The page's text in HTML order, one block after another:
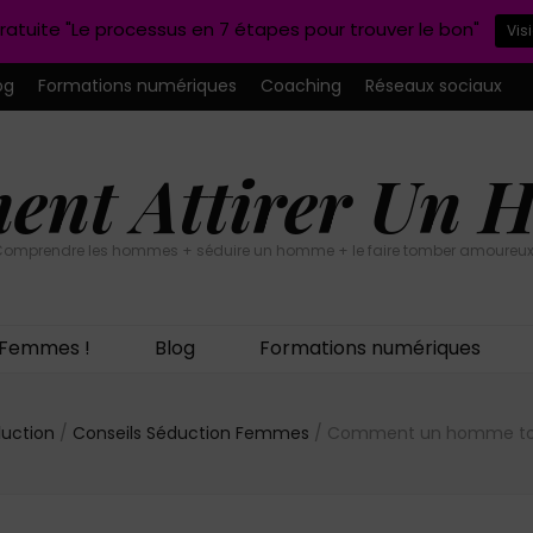
Formations numériques Coaching Réseaux sociaux
Attirer Un
les hommes + séduire un homme + le faire tomber
! Blog Formations numériques
/ Conseils Séduction Femmes / Comment un homme
"Le processus en 7 étapes pour trouver le bon"